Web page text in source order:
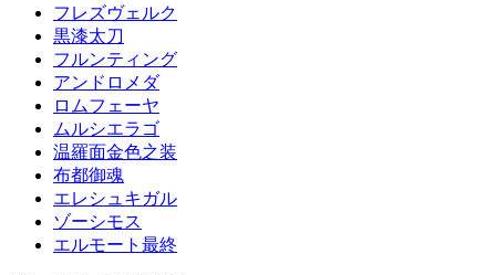
フレズヴェルク
黒漆太刀
フルンティング
アンドロメダ
ロムフェーヤ
ムルシエラゴ
温羅面金色之装
布都御魂
エレシュキガル
ゾーシモス
エルモート最終